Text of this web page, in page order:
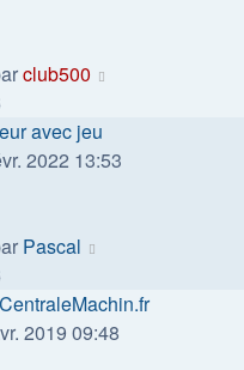
club500
avec jeu
2022 13:53
Pascal
2019 09:48